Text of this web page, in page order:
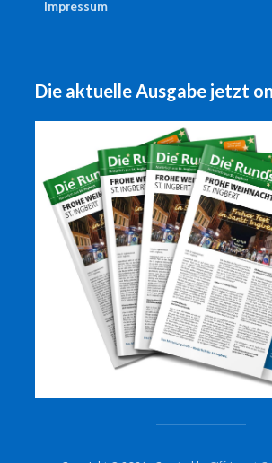
Impressum
Die aktuelle Ausgabe jetzt